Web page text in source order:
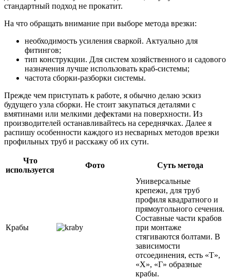
стандартный подход не прокатит.
На что обращать внимание при выборе метода врезки:
необходимость усиления сваркой. Актуально для
фитингов;
тип конструкции. Для систем хозяйственного и садового
назначения лучше использовать краб-системы;
частота сборки-разборки системы.
Прежде чем приступать к работе, я обычно делаю эскиз
будущего узла сборки. Не стоит закупаться деталями с
вмятинами или мелкими дефектами на поверхности. Из
производителей останавливайтесь на середнячках. Далее я
распишу особенности каждого из несварных методов врезки
профильных труб и расскажу об их сути.
Что
используется
Фото Суть метода
Крабы
Универсальные
крепежи, для труб
профиля квадратного и
прямоугольного сечения.
Составные части крабов
при монтаже
стягиваются болтами. В
зависимости
отсоединения, есть «Т»,
«Х», «Г» образные
крабы.